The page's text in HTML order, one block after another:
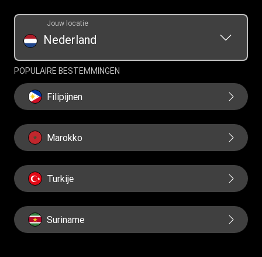
Nederland
Jouw locatie
POPULAIRE BESTEMMINGEN
Filipijnen
Marokko
Turkije
Suriname